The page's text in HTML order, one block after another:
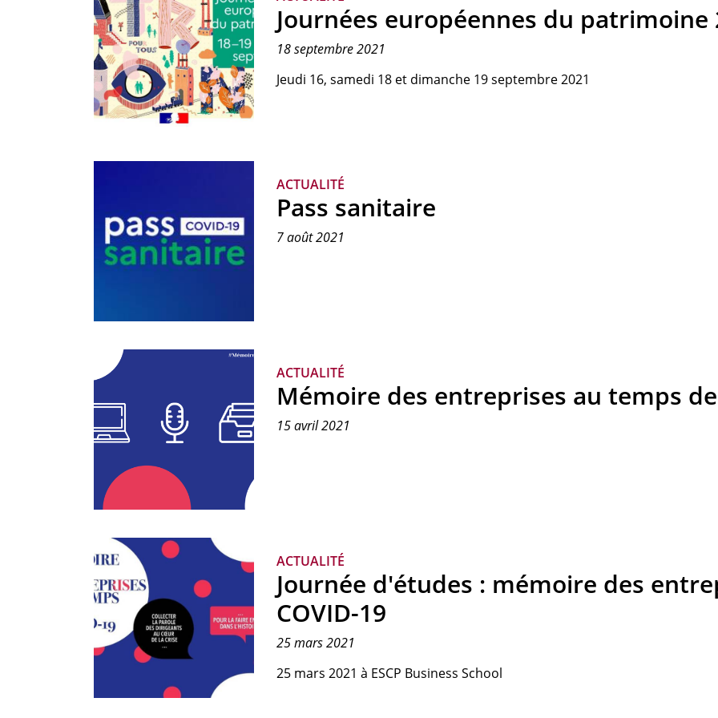
Gille,
1962.
officiel
europénnes
du
patrimoine
2021,
la
Journées européennes du patrimoine
18 septembre 2021
Jeudi 16, samedi 18 et dimanche 19 septembre 2021
ACTUALITÉ
Pass sanitaire
7 août 2021
ACTUALITÉ
Mémoire des entreprises au temps
15 avril 2021
ACTUALITÉ
Journée d'études : mémoire des
COVID-19
25 mars 2021
25 mars 2021 à ESCP Business School